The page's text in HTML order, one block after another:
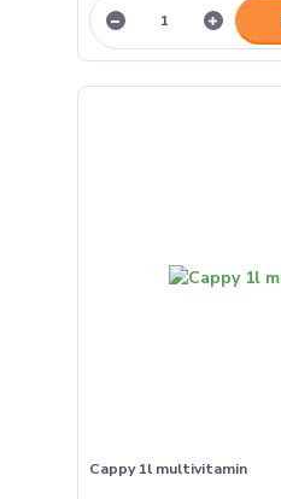
Cappy 1l multivitamin